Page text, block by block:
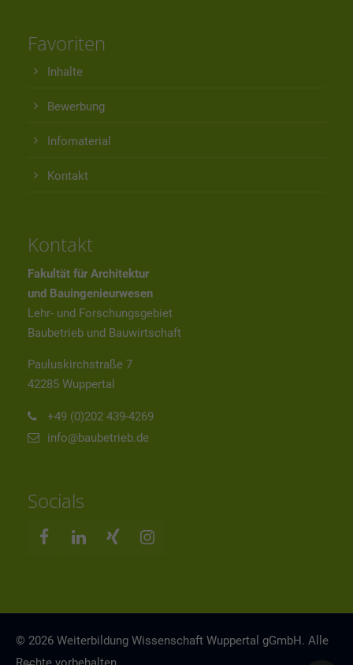
Favoriten
Inhalte
Bewerbung
Infomaterial
Kontakt
Kontakt
Fakultät für Architektur
und Bauingenieurwesen
Lehr- und Forschungsgebiet
Baubetrieb und Bauwirtschaft
Pauluskirchstraße 7
42285 Wuppertal
+49 (0)202 439-4269
info@baubetrieb.de
Socials
© 2026 Weiterbildung Wissenschaft Wuppertal gGmbH. Alle